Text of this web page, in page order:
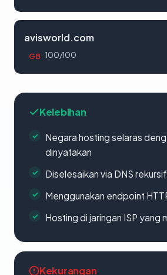
avisworld.com
GB 100/100
Kelebihan
Negara hosting selaras
dinyatakan
Diselesaikan via DNS
Menggunakan endpoint
Hosting di jaringan ISP yang
Kekurangan